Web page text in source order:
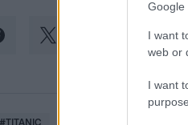
Google
I want
web or
I want
#TITANIC